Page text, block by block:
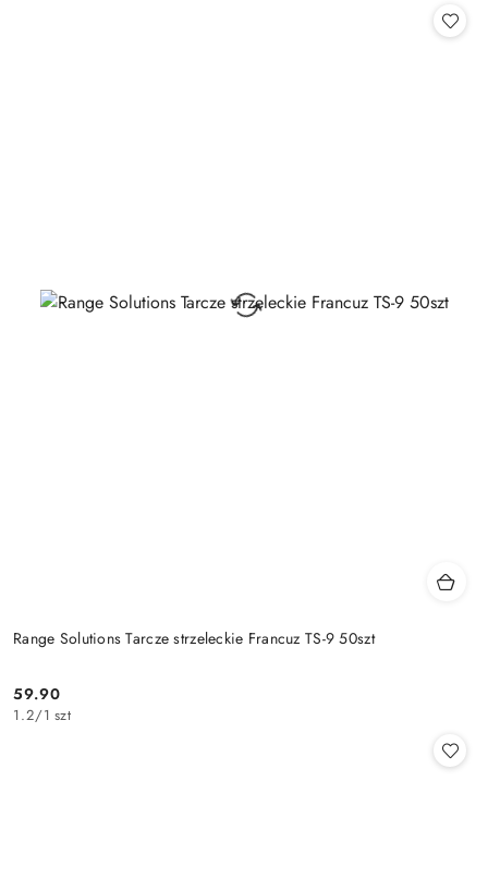
Range Solutions Tarcze strzeleckie Francuz TS-9 50szt
Cena:
59.90
1.2/1 szt